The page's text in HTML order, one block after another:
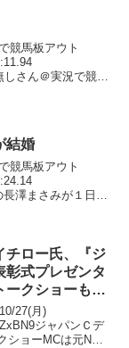
競馬板アウト
さん＠実況で競馬
結婚
競馬板アウト
澤まさみが１日、
チロー氏、『ジ
彰式プレゼンタ
クショーも開
住吉美紀アナ
27(月)
ジャパンＣデ
ショーMCは元NHK